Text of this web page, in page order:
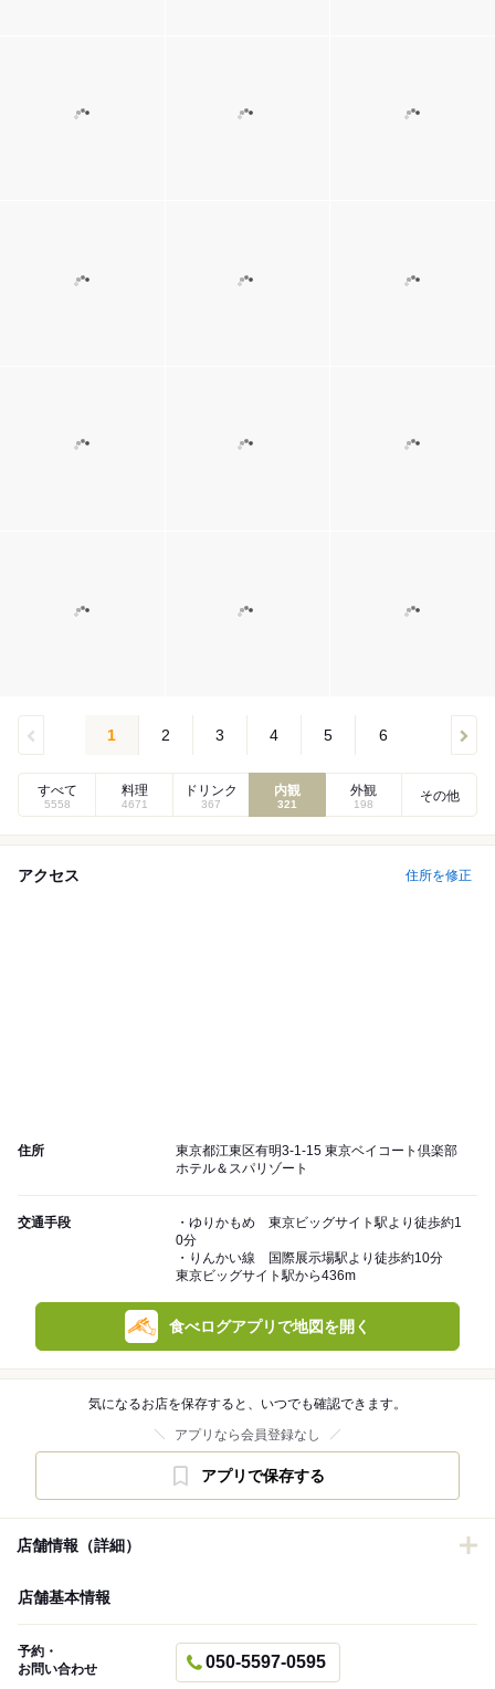
1 2 3 4 5 6
すべて
5558
料理
4671
ドリンク
367
内観
321
外観
198
その他
アクセス 住所を修正
住所
東京都江東区有明3-1-15 東京ベイコート倶楽部
ホテル＆スパリゾート
交通手段
・ゆりかもめ 東京ビッグサイト駅より徒歩約1
0分
・りんかい線 国際展示場駅より徒歩約10分
東京ビッグサイト駅から436m
食べログアプリで地図を開く
気になるお店を保存すると、いつでも確認できます。
アプリなら会員登録なし
アプリで保存する
店舗情報（詳細）
店舗基本情報
予約・
お問い合わせ
050-5597-0595